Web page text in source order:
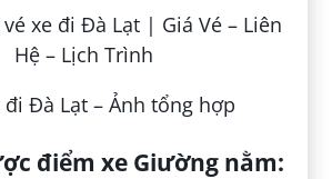
Đà Lạt – Ảnh tổng hợp
điểm xe Giường nằm: